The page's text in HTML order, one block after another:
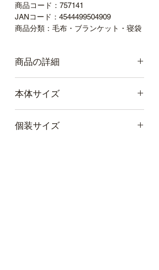
商品コード：757141
JANコード：4544499504909
商品分類：毛布・ブランケット・寝袋
商品の詳細
０ｍｍ
●質量：約５１ｇ
本体サイズ
1mm 重量 51g
個装サイズ